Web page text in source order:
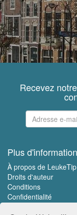
Recevez
Plus
À propos de LeukeTip
Droits d'auteur
Conditions
Confidentialité